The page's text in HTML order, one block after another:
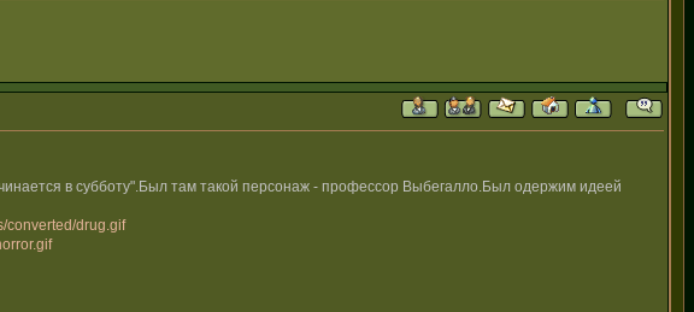
в субботу".Был там такой персонаж - профессор Выбегалло.Был одержим идеей
converted/drug.gif